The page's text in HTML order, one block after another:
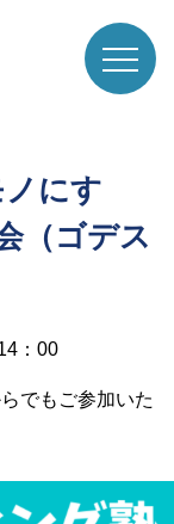
にす
（ゴデス
：00
でもご参加いた